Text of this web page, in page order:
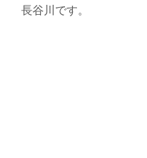
長谷川です。